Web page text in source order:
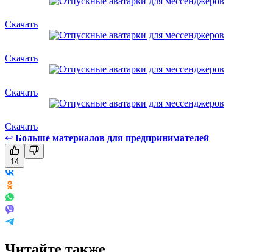
Скачать
Скачать
Скачать
Скачать
↩ Больше материалов для предпринимателей
14
Читайте также